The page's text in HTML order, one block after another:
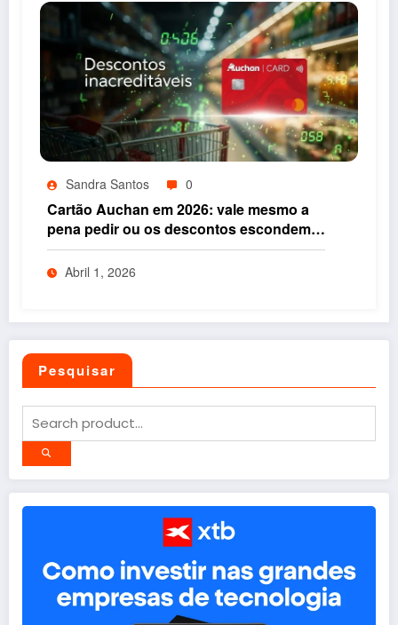
Sandra Santos 0
Cartão Auchan em 2026: vale mesmo a
pena pedir ou os descontos escondem
armadilhas
Abril 1, 2026
Pesquisar